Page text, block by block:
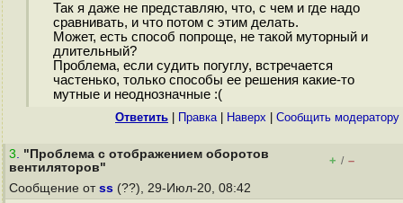
Так я даже не представляю, что, с чем и где надо
сравнивать, и что потом с этим делать.
Может, есть способ попроще, не такой муторный и
длительный?
Проблема, если судить погуглу, встречается
частенько, только способы ее решения какие-то
мутные и неоднозначные :(
Ответить Правка| Наверх Cообщить модератору
3. "Проблема с отображением оборотов
вентиляторов"
+ / –
Сообщение от ss (??), 29-Июл-20, 08:42